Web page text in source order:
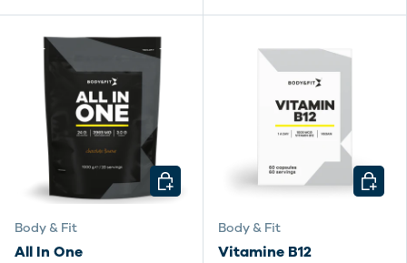
Body & Fit
All In One
KIES MOGELIJKHEDEN
Body & Fit
Vitamine B12
KIES